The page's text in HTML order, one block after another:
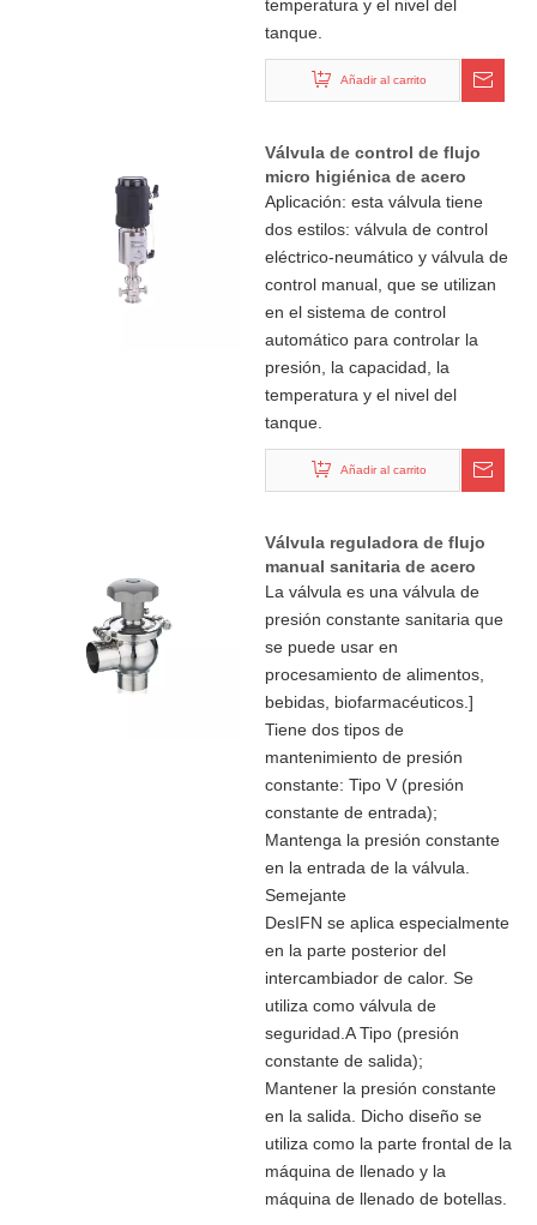
temperatura y el nivel del
tanque.
Añadir al carrito
Válvula de control de flujo
micro higiénica de acero
inoxidable
Aplicación: esta válvula tiene
dos estilos: válvula de control
eléctrico-neumático y válvula de
control manual, que se utilizan
en el sistema de control
automático para controlar la
presión, la capacidad, la
temperatura y el nivel del
tanque.
Añadir al carrito
Válvula reguladora de flujo
manual sanitaria de acero
inoxidable
La válvula es una válvula de
presión constante sanitaria que
se puede usar en
procesamiento de alimentos,
bebidas, biofarmacéuticos.]
Tiene dos tipos de
mantenimiento de presión
constante: Tipo V (presión
constante de entrada);
Mantenga la presión constante
en la entrada de la válvula.
Semejante
DesIFN se aplica especialmente
en la parte posterior del
intercambiador de calor. Se
utiliza como válvula de
seguridad.A Tipo (presión
constante de salida);
Mantener la presión constante
en la salida. Dicho diseño se
utiliza como la parte frontal de la
máquina de llenado y la
máquina de llenado de botellas.